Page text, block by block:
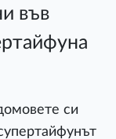
във
си